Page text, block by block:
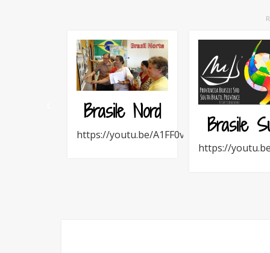
Brasile Nord
https://youtu.be/A1FF0vvXhroBrasile
https://